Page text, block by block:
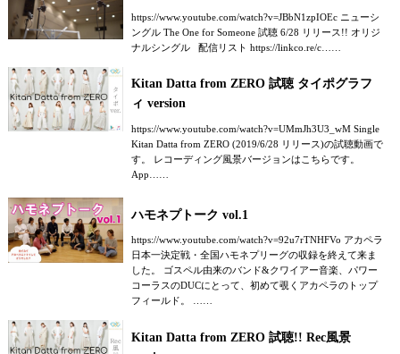
https://www.youtube.com/watch?v=JBbN1zpIOEc ニューシ
ングル The One for Someone 試聴 6/28 リリース!! オリジ
ナルシングル 配信リスト https://linkco.re/c……
Kitan Datta from ZERO 試聴 タイポグラフ
ィ version
https://www.youtube.com/watch?v=UMmJh3U3_wM Single
Kitan Datta from ZERO (2019/6/28 リリース)の試聴動画で
す。 レコーディング風景バージョンはこちらです。
App……
ハモネプトーク vol.1
https://www.youtube.com/watch?v=92u7rTNHFVo アカペラ
日本一決定戦・全国ハモネプリーグの収録を終えて来ま
した。 ゴスペル由来のバンド&クワイアー音楽、パワー
コーラスのDUCにとって、初めて覗くアカペラのトップ
フィールド。 ……
Kitan Datta from ZERO 試聴!! Rec風景